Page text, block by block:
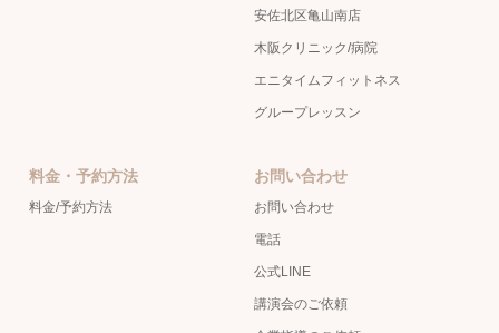
安佐北区亀山南店
木阪クリニック/病院
エニタイムフィットネス
グループレッスン
料金・予約方法
料金/予約方法
お問い合わせ
お問い合わせ
電話
公式LINE
講演会のご依頼